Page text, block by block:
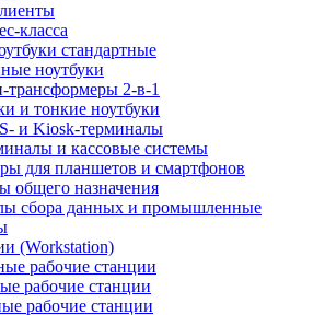
класса
стандартные
ноутбуки
трансформеры 2-в-1
и тонкие ноутбуки
и Kiosk-терминалы
и кассовые системы
для планшетов и смартфонов
общего назначения
сбора данных и промышленные
(Workstation)
рабочие станции
рабочие станции
рабочие станции